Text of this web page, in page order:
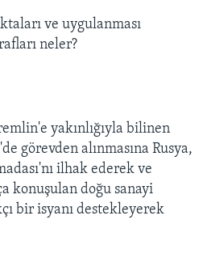
ve uygulanması
neler?
yakınlığıyla bilinen
görevden alınmasına Rusya,
ilhak ederek ve
konuşulan doğu sanayi
bir isyanı destekleyerek